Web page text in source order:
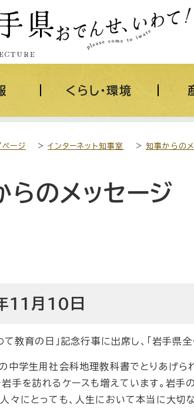
くらし・環境
ページ >インターネット知事室 >知事からのメ
らのメッセー
11月10日
て教育の日」記念行事に出席し、「岩手県
中学生用社会科地理教科書でとりあげ
手を訪れるケースも増えています。岩手
々にとっても、人生において本当に大切